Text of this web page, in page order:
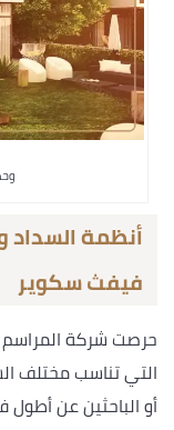
أنظمة
فيفث سكوير
حرصت شركة المراسم
التي تناسب مختلف
أو الباحثين عن